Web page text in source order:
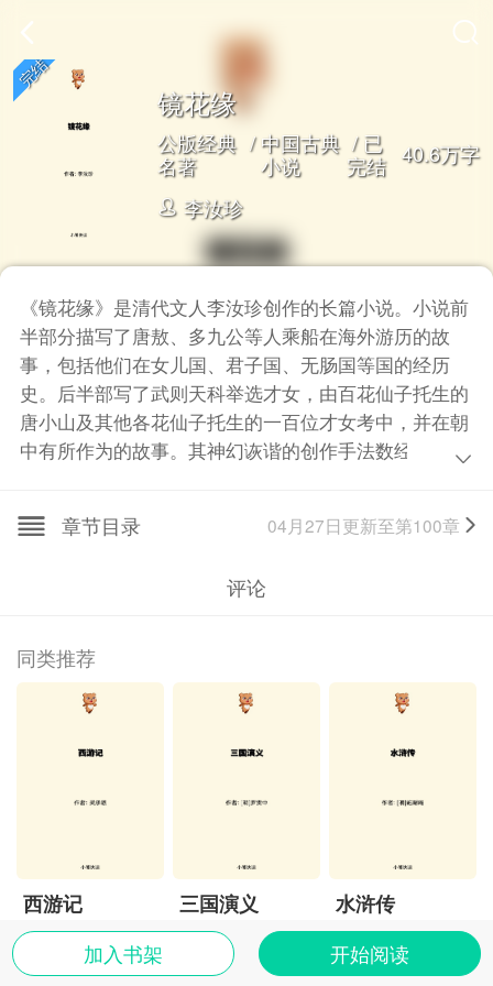
镜花缘
公版经典
名著
/中国古典
小说
/ 已
完结
李汝珍
40.6万字
《镜花缘》是清代文人李汝珍创作的长篇小说。小说前
半部分描写了唐敖、多九公等人乘船在海外游历的故
事，包括他们在女儿国、君子国、无肠国等国的经历
史。后半部写了武则天科举选才女，由百花仙子托生的
唐小山及其他各花仙子托生的一百位才女考中，并在朝
中有所作为的故事。其神幻诙谐的创作手法数经据典，
章节目录 04月27日更新至第100章
评论
同类推荐
西游记 三国演义 水浒传
加入书架 开始阅读